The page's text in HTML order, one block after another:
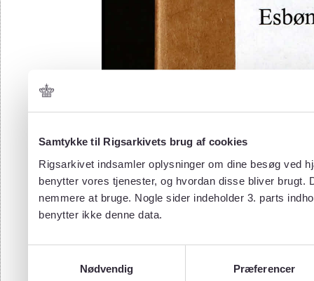
Samtykke til Rigsarkivets brug af cookies
Rigsarkivet indsamler oplysninger om dine besøg ved
benytter vores tjenester, og hvordan disse bliver
nemmere at bruge. Nogle sider indeholder 3. parts
benytter ikke denne data.
Nødvendig
Præferencer